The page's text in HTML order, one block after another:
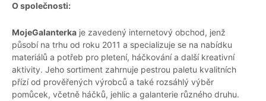
O společnosti:
MojeGalanterka je zavedený internetový obchod, jenž
působí na trhu od roku 2011 a specializuje se na nabídku
materiálů a potřeb pro pletení, háčkování a další kreativní
aktivity. Jeho sortiment zahrnuje pestrou paletu kvalitních
přízí od prověřených výrobců a také rozsáhlý výběr
pomůcek, včetně háčků, jehlic a galanterie různého druhu.